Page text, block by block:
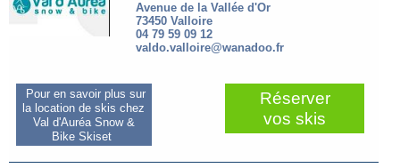
Avenue de la Vallée d'Or
73450 Valloire
04 79 59 09 12
valdo.valloire@wanadoo.fr
Pour en savoir plus sur
la location de skis chez
Val d'Auréa Snow &
Bike Skiset
Réserver
vos skis